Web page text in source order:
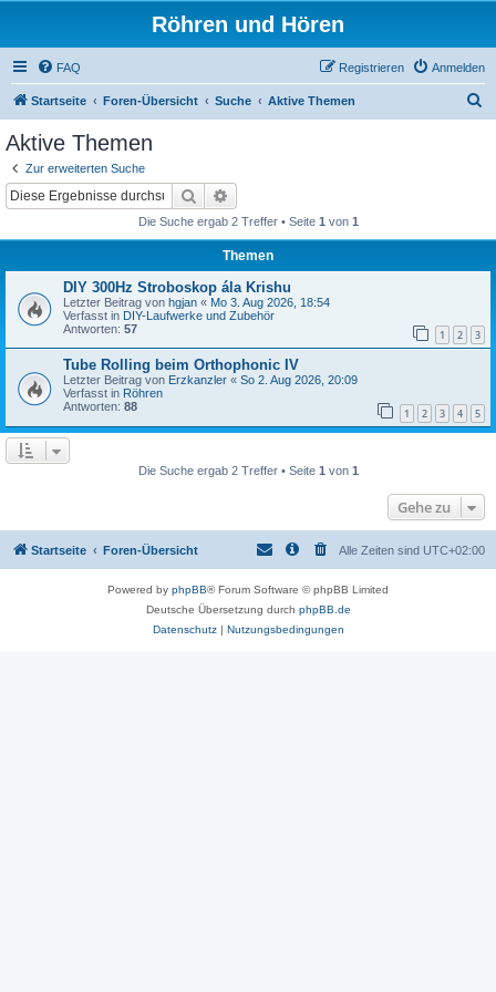
Röhren und Hören
FAQ Anmelden
Registrieren
Startseite Foren-Übersicht Suche Aktive Themen
Aktive Themen
Zur erweiterten Suche
Suche
Die Suche ergab 2 Treffer • Seite 1 von 1
Themen
DIY 300Hz Stroboskop ála Krishu
Letzter Beitrag von hgjan « Mo 3. Aug 2026, 18:54
Verfasst in DIY-Laufwerke und Zubehör
Antworten: 57 1 2 3
Tube Rolling beim Orthophonic IV
Letzter Beitrag von Erzkanzler « So 2. Aug 2026, 20:09
Verfasst in Röhren
Antworten: 88 1 2 3 4 5
Die Suche ergab 2 Treffer • Seite 1 von 1
Gehe zu
Startseite Foren-Übersicht Alle Zeiten sind UTC+02:00
Powered by phpBB® Forum Software © phpBB Limited
Deutsche Übersetzung durch phpBB.de
Datenschutz| Nutzungsbedingungen